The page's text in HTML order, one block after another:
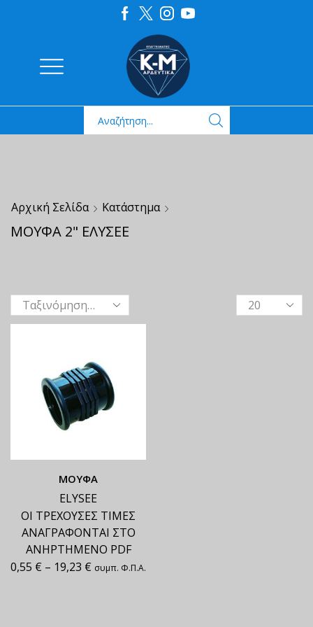
Αρχική Σελίδα Κατάστημα
ΜΟΥΦΑ 2" ΕΛΥΣΕΕ
ΜΟΥΦΑ
ELYSEE
ΟΙ ΤΡΕΧΟΥΣΕΣ ΤΙΜΕΣ
ΑΝΑΓΡΑΦΟΝΤΑΙ ΣΤΟ
ΑΝΗΡΤΗΜΕΝΟ PDF
0,55 € – 19,23 € συμπ. Φ.Π.Α.